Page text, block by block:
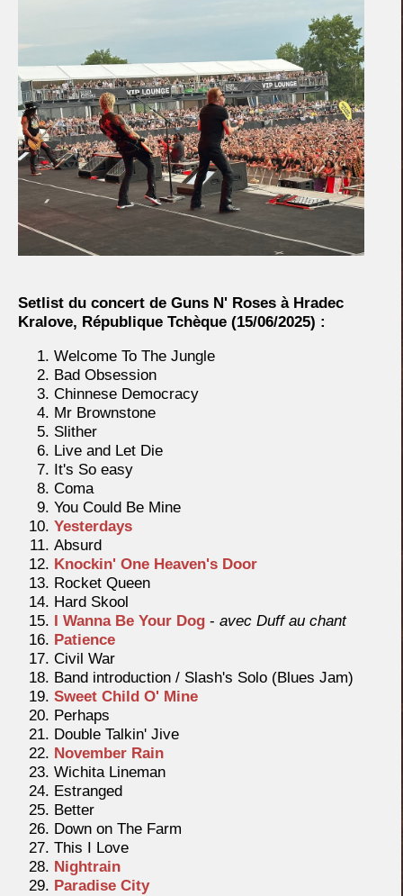
Setlist du concert de Guns N' Roses à Hradec
Kralove, République Tchèque (15/06/2025) :
Welcome To The Jungle
Bad Obsession
Chinnese Democracy
Mr Brownstone
Slither
Live and Let Die
It's So easy
Coma
You Could Be Mine
Yesterdays
Absurd
Knockin' One Heaven's Door
Rocket Queen
Hard Skool
I Wanna Be Your Dog - avec Duff au chant
Patience
Civil War
Band introduction / Slash's Solo (Blues Jam)
Sweet Child O' Mine
Perhaps
Double Talkin' Jive
November Rain
Wichita Lineman
Estranged
Better
Down on The Farm
This I Love
Nightrain
Paradise City